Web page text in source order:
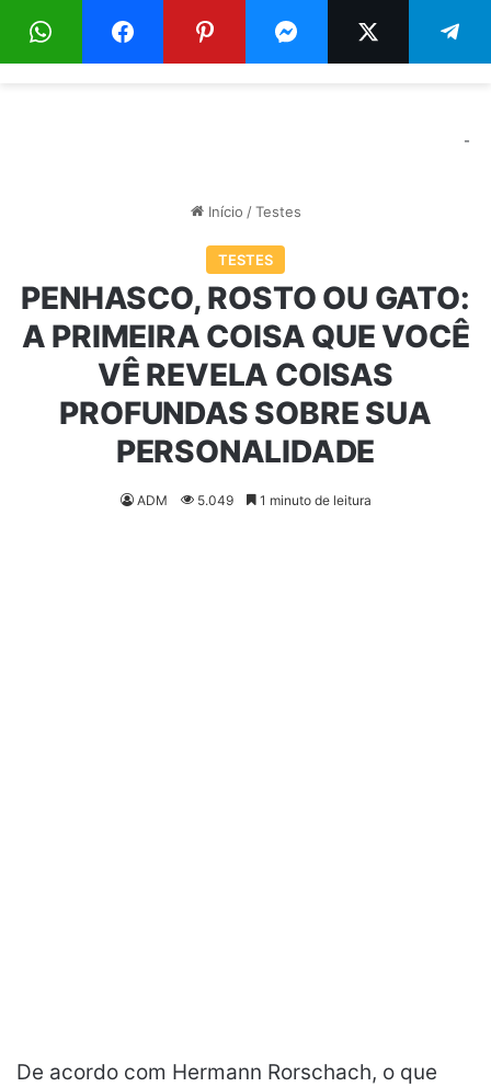
Menu
-
Início / Testes
TESTES
PENHASCO, ROSTO OU GATO:
A PRIMEIRA COISA QUE VOCÊ
VÊ REVELA COISAS
PROFUNDAS SOBRE SUA
PERSONALIDADE
ADM 5.049 1 minuto de leitura
De acordo com Hermann Rorschach, o que